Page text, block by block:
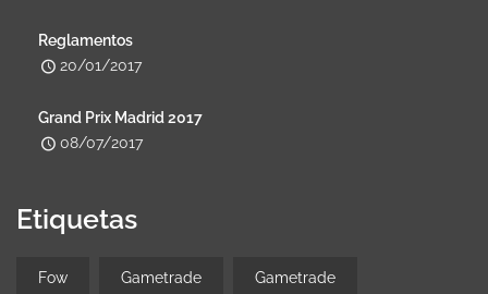
Reglamentos
20/01/2017
Grand Prix Madrid 2017
08/07/2017
Etiquetas
Fow Gametrade Gametrade